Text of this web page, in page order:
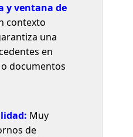
y ventana de
contexto
una
en
documentos
Muy
de